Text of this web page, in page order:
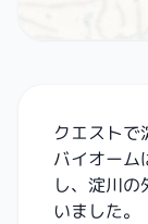
クエストで
バイオーム
し、淀川
いました。